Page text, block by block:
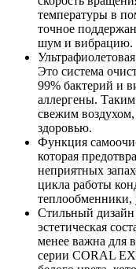
температуры в
точное
шум и вибрацию.
Это система
99% бактерий и
аллергены.
свежим
здоровью.
Функция
которая
неприятных
цикла работы
теплообменники,
Стильный
эстетическая
менее важна для
серии CORAL